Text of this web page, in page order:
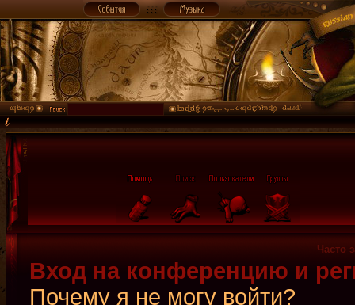
Часто
Вход на конференцию и
Почему я не могу войти?